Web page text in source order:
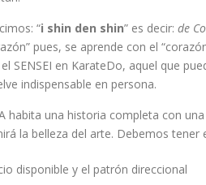
“i shin den shin” es decir: de
pues, se aprende con el
SENSEI en KarateDo, aquel que
indispensable en persona.
habita una historia completa con
la belleza del arte. Debemos tener
disponible y el patrón direccional